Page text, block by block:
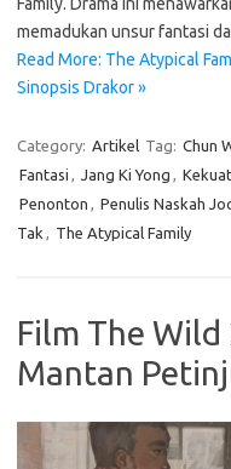
memadukan unsur fantasi
Read More: The Atypical
Sinopsis Drakor »
Category: Artikel Tag: Chun
Fantasi , Jang Ki Yong ,
Penonton , Penulis Naskah
Tak , The Atypical Family
Film The
Mantan